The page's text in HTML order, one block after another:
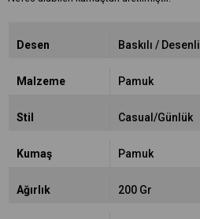
Desen Baskılı / Desenli
Malzeme Pamuk
Stil Casual/Günlük
Kumaş Pamuk
Ağırlık 200 Gr